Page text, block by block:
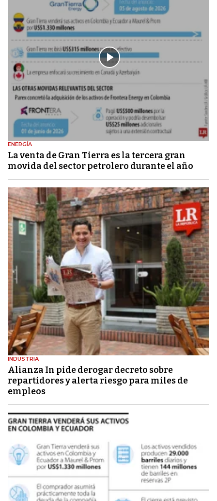
ENERGÍA
La venta de Gran Tierra es la tercera gran
movida del sector petrolero durante el año
INDUSTRIA
Alianza In pide derogar decreto sobre
repartidores y alerta riesgo para miles de
empleos